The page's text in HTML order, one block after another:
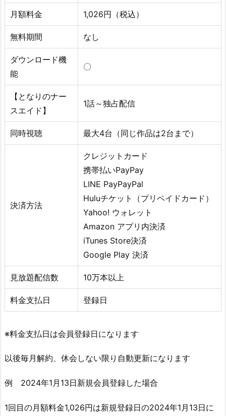
月額料金 1,026円（税込）
無料期間 なし
ダウンロード機
能
〇
【となりのナー
スエイド】
1話～独占配信
同時視聴 最大4台（同じ作品は2台まで）
決済方法
クレジットカード
携帯払いPayPay
LINE PayPayPal
Huluチケット（プリペイドカード）
Yahoo! ウォレット
Amazon アプリ内決済
iTunes Store決済
Google Play 決済
見放題配信数 10万本以上
料金支払日 登録日
※料金支払日は会員登録日になります
以後毎月解約、休会しない限り自動更新になります
例 2024年1月13日新規会員登録した場合
1回目の月額料金1,026円は新規登録日の2024年1月13日に